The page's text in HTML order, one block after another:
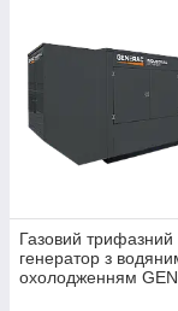
Газовий трифазний
генератор з
охолодженням